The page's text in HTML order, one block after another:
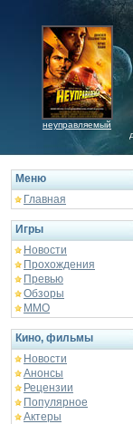
неуправляемый
Меню
Главная
Игры
Новости
Прохождения
Превью
Обзоры
ММО
Кино, фильмы
Новости
Анонсы
Рецензии
Популярное
Актеры